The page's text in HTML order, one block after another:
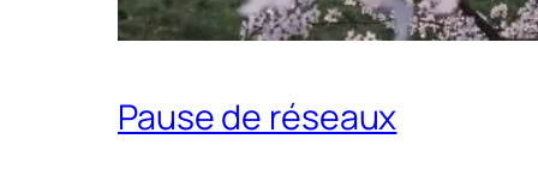
Pause de réseaux